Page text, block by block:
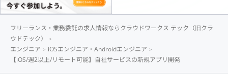
フリーランス・業務委託の求人情報ならクラウドワークス テック（旧クラ
ウドテック）
エンジニア
iOSエンジニア・Androidエンジニア
【iOS/週2以上/リモート可能】自社サービスの新規アプリ開発